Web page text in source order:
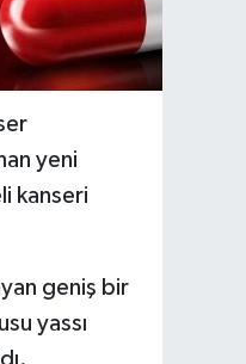
yeni
kanseri
geniş bir
yassı